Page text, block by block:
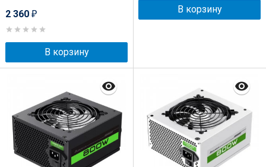
2 360 ₽
В корзину
В корзину